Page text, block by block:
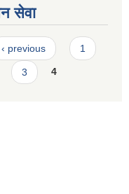
सेवा
‹ previous 1
3 4